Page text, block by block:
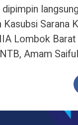
Sarana
Lombok
Amam